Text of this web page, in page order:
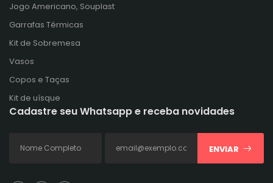
Jogo Americano, Souplast
Garrafas Térmicas
Kit de Sobremesa
Vasos
Copos e Taças
Kit de uísque
Cadastre seu Whatsapp e receba novidades
ENVIAR